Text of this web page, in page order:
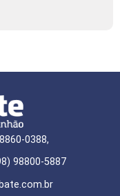
0388,
98800-5887